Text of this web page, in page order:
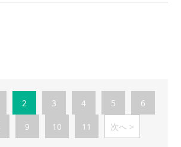
2 3 4 5 6
9 10 11 次へ